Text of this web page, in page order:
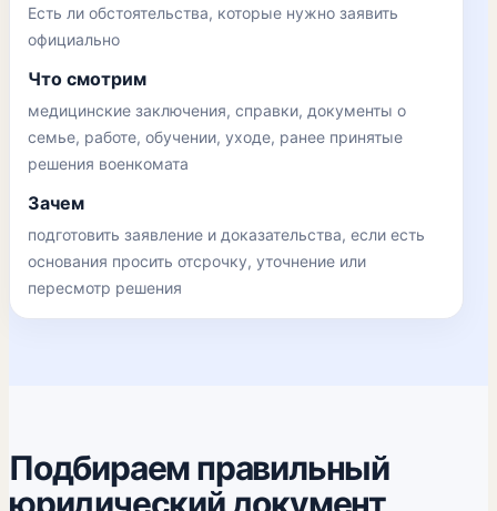
Есть ли обстоятельства, которые нужно заявить
официально
Что смотрим
медицинские заключения, справки, документы о
семье, работе, обучении, уходе, ранее принятые
решения военкомата
Зачем
подготовить заявление и доказательства, если есть
основания просить отсрочку, уточнение или
пересмотр решения
Подбираем правильный